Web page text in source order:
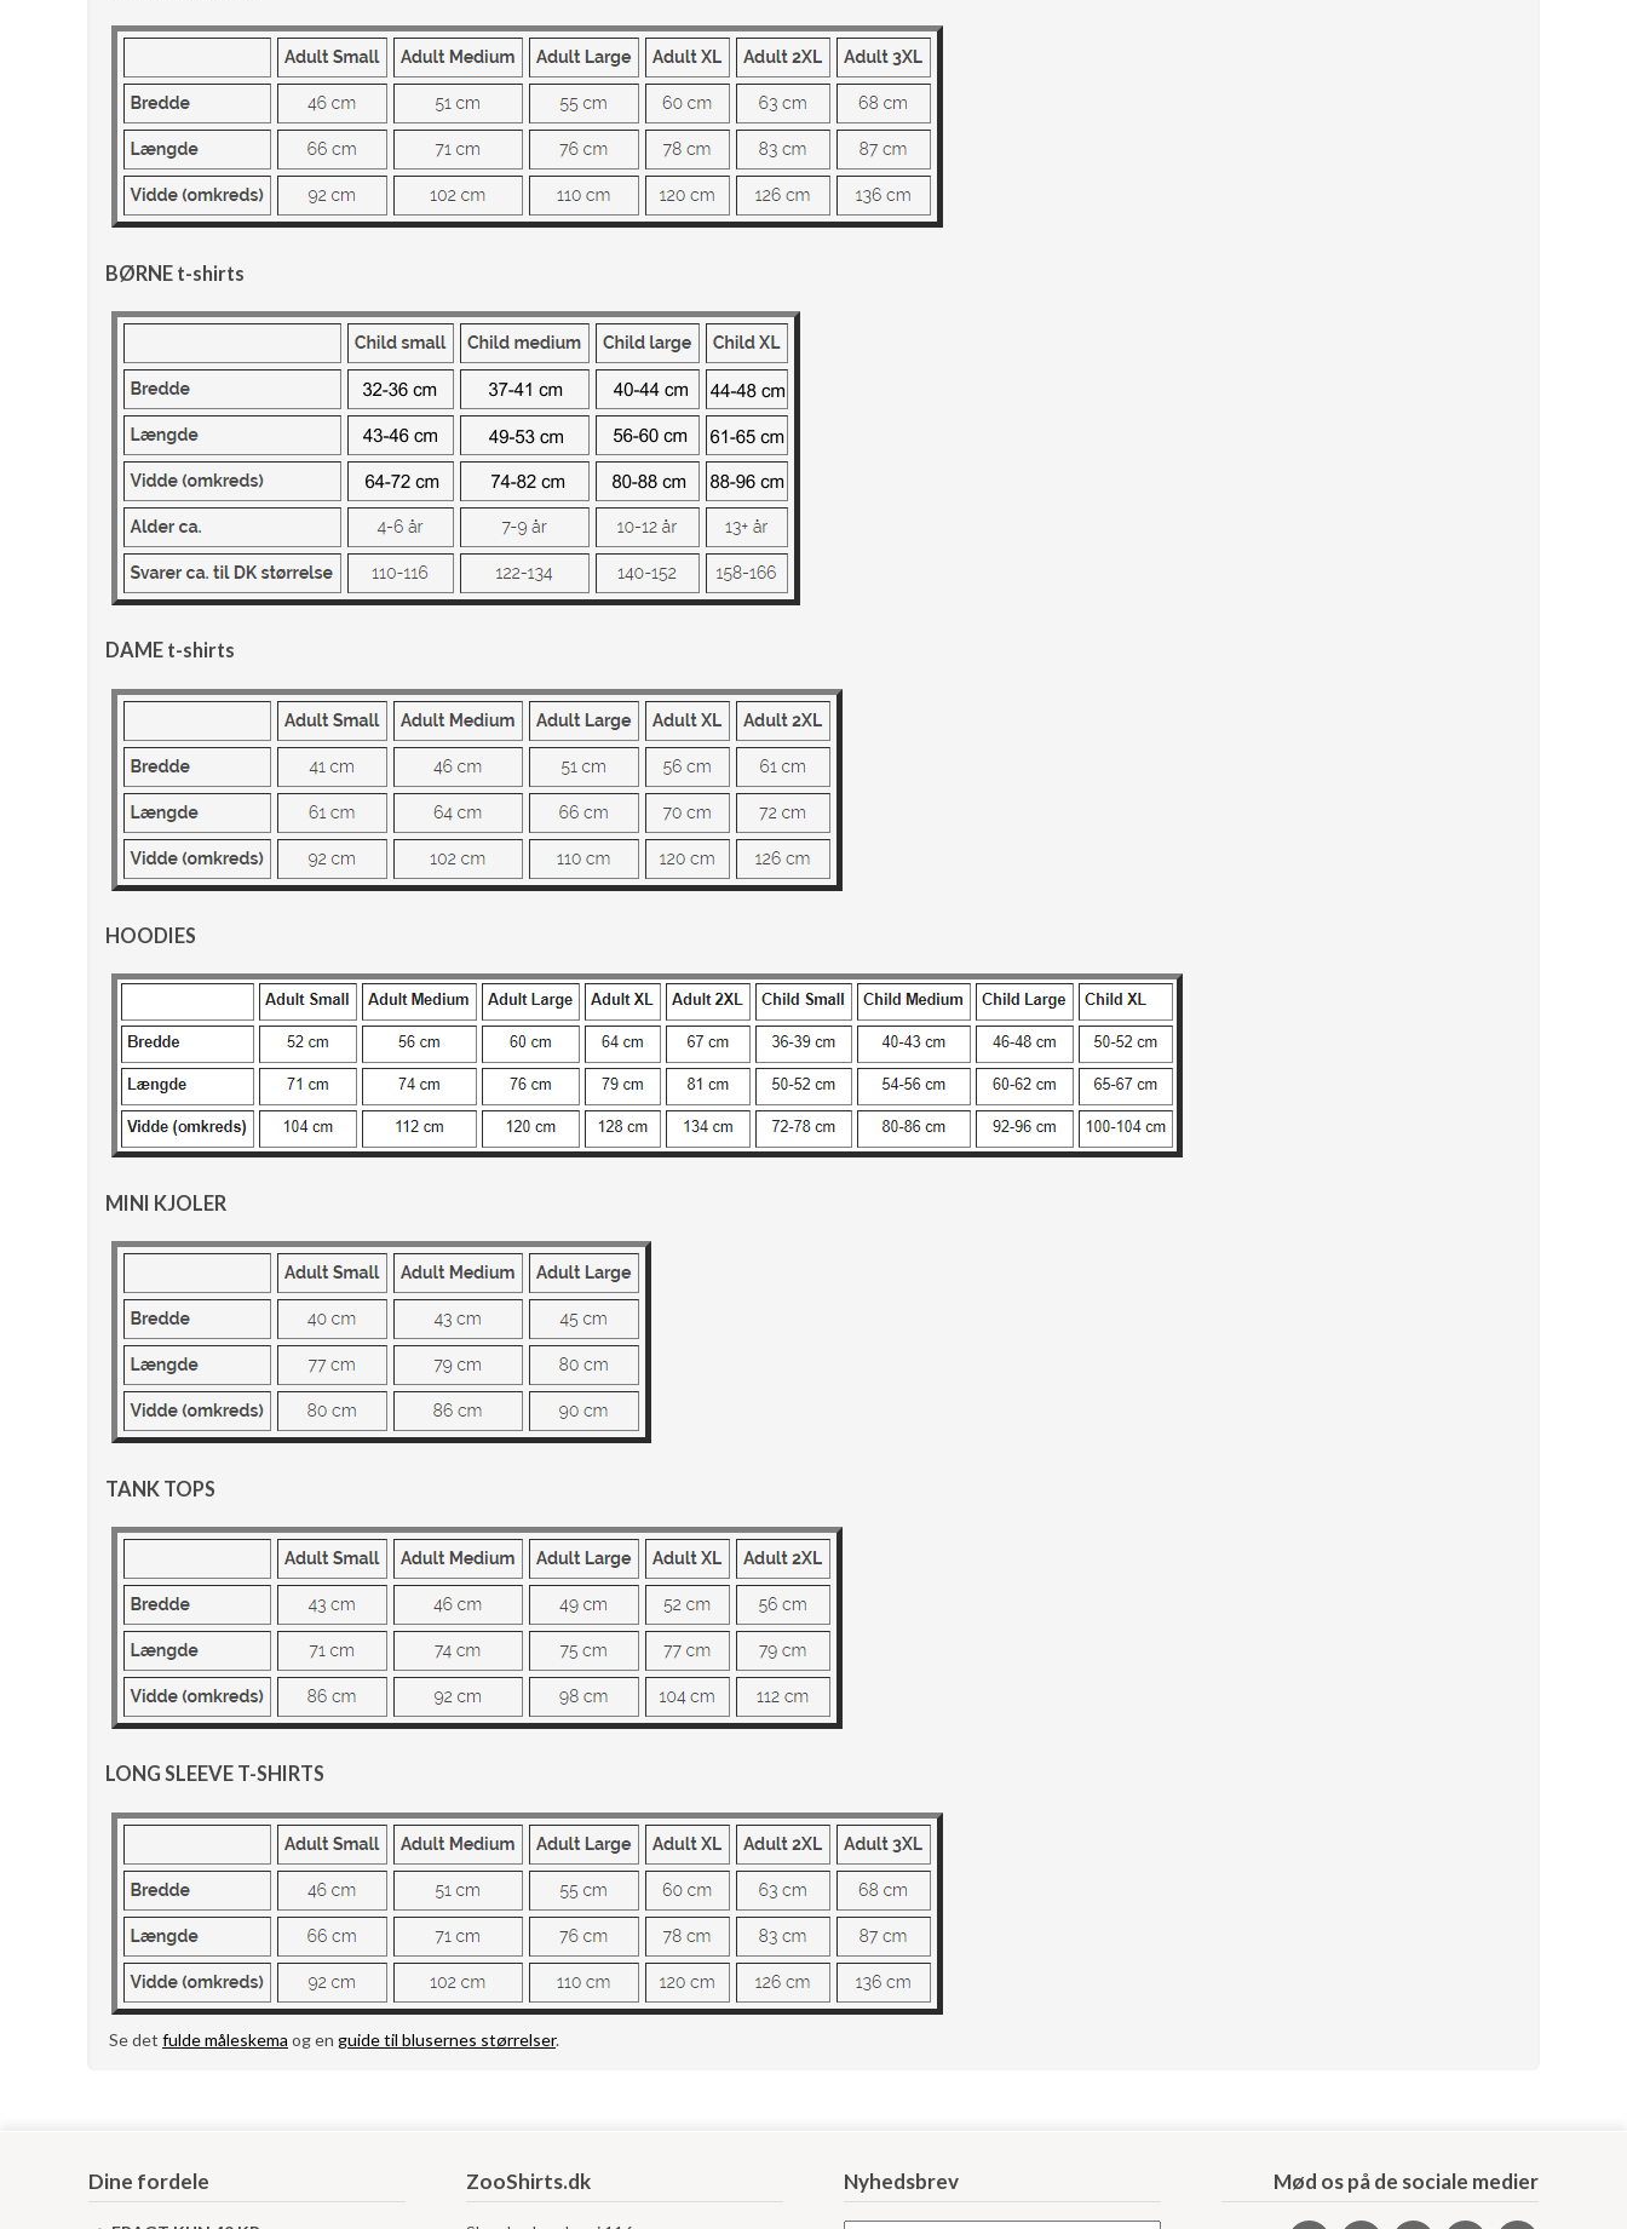
BØRNE t-shirts
DAME t-shirts
HOODIES
MINI KJOLER
TANK TOPS
LONG SLEEVE T-SHIRTS
Se det fulde måleskema og en guide til blusernes størrelser.
Dine fordele ZooShirts.dk Nyhedsbrev Mød os på de sociale medier